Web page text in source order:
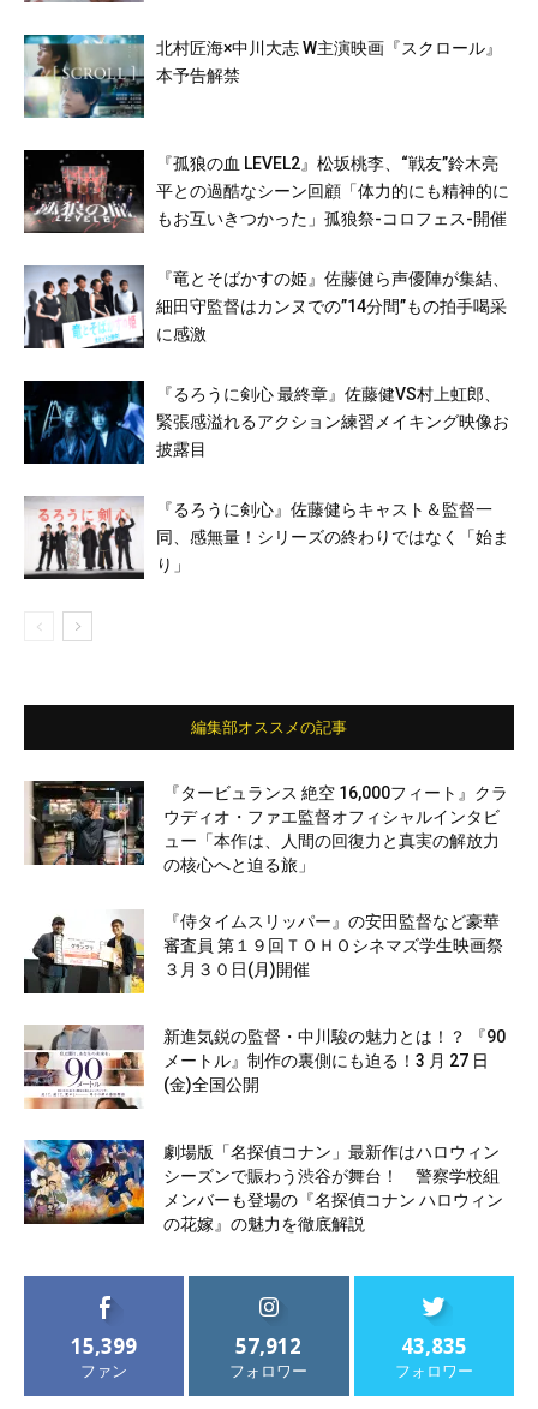
北村匠海×中川大志 W主演映画『スクロール』
本予告解禁
『孤狼の血 LEVEL2』松坂桃李、“戦友”鈴木亮
平との過酷なシーン回顧「体力的にも精神的に
もお互いきつかった」孤狼祭-コロフェス-開催
『竜とそばかすの姫』佐藤健ら声優陣が集結、
細田守監督はカンヌでの”14分間”もの拍手喝采
に感激
『るろうに剣心 最終章』佐藤健VS村上虹郎、
緊張感溢れるアクション練習メイキング映像お
披露目
『るろうに剣心』佐藤健らキャスト＆監督一
同、感無量！シリーズの終わりではなく「始ま
り」
編集部オススメの記事
『タービュランス 絶空 16,000フィート』クラ
ウディオ・ファエ監督オフィシャルインタビ
ュー「本作は、人間の回復力と真実の解放力
の核心へと迫る旅」
『侍タイムスリッパー』の安田監督など豪華
審査員 第１９回ＴＯＨＯシネマズ学生映画祭
３月３０日(月)開催
新進気鋭の監督・中川駿の魅力とは！？ 『90
メートル』制作の裏側にも迫る！3 月 27 日
(金)全国公開
劇場版「名探偵コナン」最新作はハロウィン
シーズンで賑わう渋谷が舞台！ 警察学校組
メンバーも登場の『名探偵コナン ハロウィン
の花嫁』の魅力を徹底解説
15,399
ファン
57,912
フォロワー
43,835
フォロワー